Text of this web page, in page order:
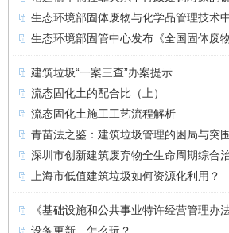
生态环境部固体废物与化学品管理技术
生态环境部固管中心发布《全国固体废
建筑垃圾“一案三查”办案提示
流态固化土的配合比（上）
流态固化土施工工艺流程解析
青苗法之鉴：建筑垃圾管理的困局与突围
深圳市创新建筑废弃物全生命周期综合
上海市低值建筑垃圾如何资源化利用？
《基础设施和公共事业特许经营管理办